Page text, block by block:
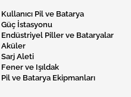
Kullanıcı Pil ve Batarya
Güç İstasyonu
Endüstriyel Piller ve Bataryalar
Aküler
Sarj Aleti
Fener ve Işıldak
Pil ve Batarya Ekipmanları